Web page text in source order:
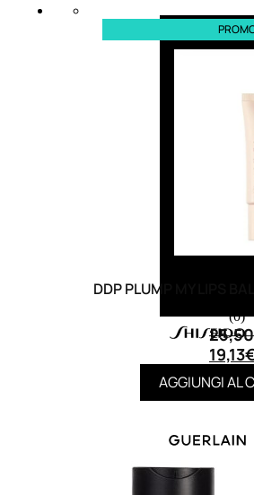
DDP PLUMP MY LIPS
(0)
25,50
19,13
AGGIUNGI AL